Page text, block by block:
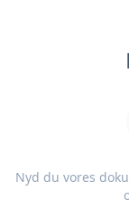
Nyd du vores